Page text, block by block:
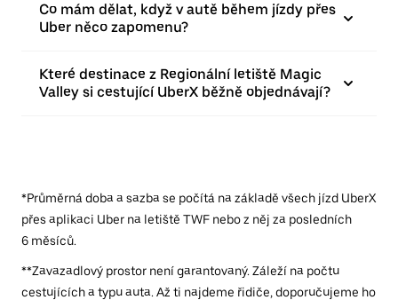
Co mám dělat, když v autě během jízdy přes
Uber něco zapomenu?
Které destinace z Regionální letiště Magic
Valley si cestující UberX běžně objednávají?
*Průměrná doba a sazba se počítá na základě všech jízd UberX
přes aplikaci Uber na letiště TWF nebo z něj za posledních
6 měsíců.
**Zavazadlový prostor není garantovaný. Záleží na počtu
cestujících a typu auta. Až ti najdeme řidiče, doporučujeme ho